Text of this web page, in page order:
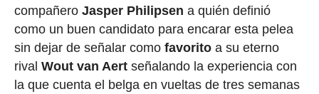
compañero Jasper Philipsen a quién definió
como un buen candidato para encarar esta pelea
sin dejar de señalar como favoritoa su eterno
rival Wout van Aertseñalando la experiencia con
la que cuenta el belga en vueltas de tres semanas